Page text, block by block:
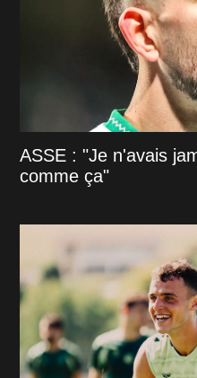
ASSE : "Je n'avais
comme ça"